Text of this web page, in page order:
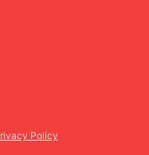
Policy